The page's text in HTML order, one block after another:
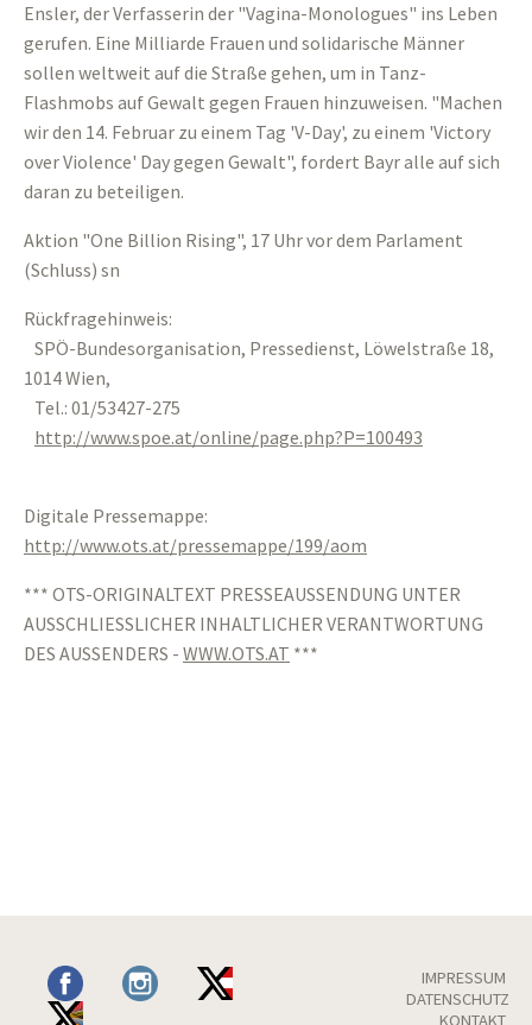
Ensler, der Verfasserin der "Vagina-Monologues" ins Leben
gerufen. Eine Milliarde Frauen und solidarische Männer
sollen weltweit auf die Straße gehen, um in Tanz-
Flashmobs auf Gewalt gegen Frauen hinzuweisen. "Machen
wir den 14. Februar zu einem Tag 'V-Day', zu einem 'Victory
over Violence' Day gegen Gewalt", fordert Bayr alle auf sich
daran zu beteiligen.
Aktion "One Billion Rising", 17 Uhr vor dem Parlament
(Schluss) sn
Rückfragehinweis:
SPÖ-Bundesorganisation, Pressedienst, Löwelstraße 18,
1014 Wien,
Tel.: 01/53427-275
http://www.spoe.at/online/page.php?P=100493
Digitale Pressemappe:
http://www.ots.at/pressemappe/199/aom
*** OTS-ORIGINALTEXT PRESSEAUSSENDUNG UNTER
AUSSCHLIESSLICHER INHALTLICHER VERANTWORTUNG
DES AUSSENDERS - WWW.OTS.AT ***
IMPRESSUM
DATENSCHUTZ
KONTAKT